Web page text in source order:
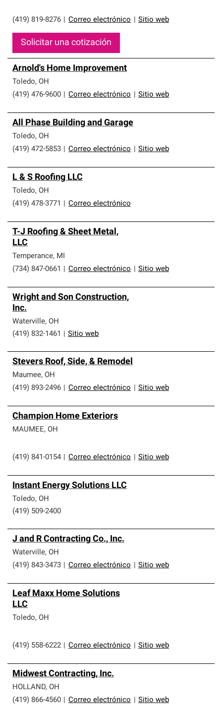
(419) 819-8276 Correo electrónico Sitio web
Solicitar una cotización
Arnold's Home Improvement
Toledo, OH
(419) 476-9600
Correo electrónico Sitio web
All Phase Building and Garage
Toledo, OH
(419) 472-5853
Correo electrónico Sitio web
L & S Roofing LLC
Toledo, OH
(419) 478-3771
Correo electrónico
T-J Roofing & Sheet Metal,
LLC
Temperance, MI
(734) 847-0661
Correo electrónico Sitio web
Wright and Son Construction,
Inc.
Waterville, OH
(419) 832-1461
Sitio web
Stevers Roof, Side, & Remodel
Maumee, OH
(419) 893-2496
Correo electrónico Sitio web
Champion Home Exteriors
MAUMEE, OH
(419) 841-0154 Correo electrónico Sitio web
Instant Energy Solutions LLC
Toledo, OH
(419) 509-2400
J and R Contracting Co., Inc.
Waterville, OH
(419) 843-3473
Correo electrónico Sitio web
Leaf Maxx Home Solutions
LLC
Toledo, OH
(419) 558-6222 Correo electrónico Sitio web
Midwest Contracting, Inc.
HOLLAND, OH
(419) 866-4560
Correo electrónico Sitio web